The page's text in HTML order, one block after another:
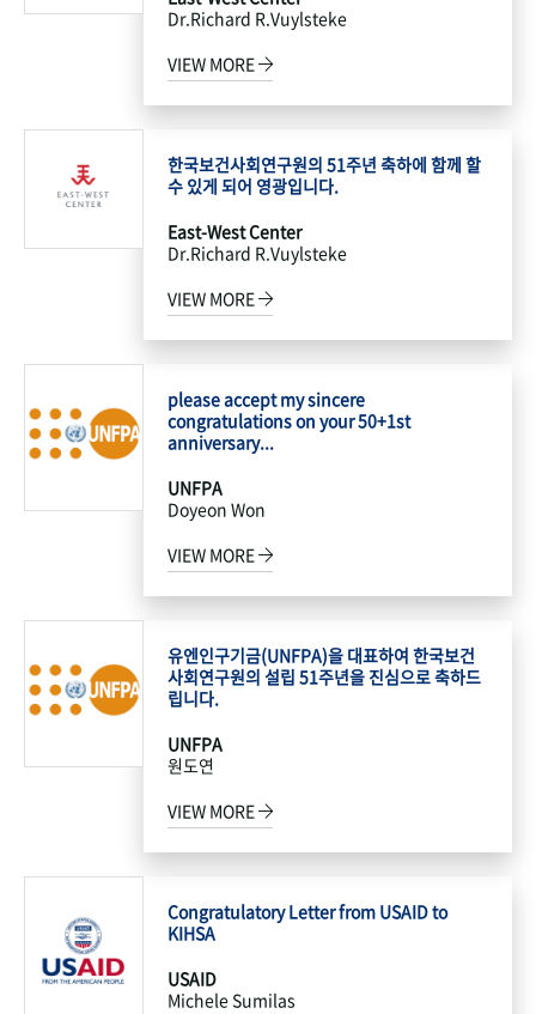
Dr.Richard R.Vuylsteke
VIEW MORE
한국보건사회연구원의 51주년 축하에 함께 할
수 있게 되어 영광입니다.
East-West Center
Dr.Richard R.Vuylsteke
VIEW MORE
please accept my sincere
congratulations on your 50+1st
anniversary...
UNFPA
Doyeon Won
VIEW MORE
유엔인구기금(UNFPA)을 대표하여 한국보건
사회연구원의 설립 51주년을 진심으로 축하드
립니다.
UNFPA
원도연
VIEW MORE
Congratulatory Letter from USAID to
KIHSA
USAID
Michele Sumilas